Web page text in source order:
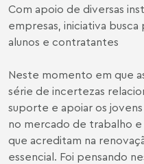
Com apoio de diversas
empresas, iniciativa
alunos e contratantes
Neste momento em que
série de incertezas
suporte e apoiar os
no mercado de trabalho e
que acreditam na
essencial. Foi pensando